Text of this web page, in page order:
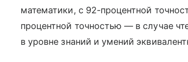
математики, с 92-процентной
процентной точностью — в случае
в уровне знаний и умений